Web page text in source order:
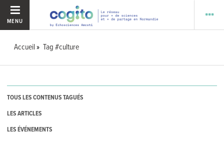
MENU
Accueil Tag #culture
TOUS LES CONTENUS TAGUÉS
LES ARTICLES
LES ÉVÉNEMENTS